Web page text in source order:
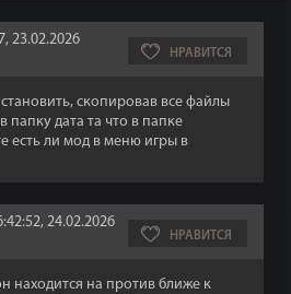
23.02.2026
НРАВИТСЯ
скопировав все файлы
папку дата та что в папке
есть ли мод в меню игры в
24.02.2026
НРАВИТСЯ
находится на против ближе к